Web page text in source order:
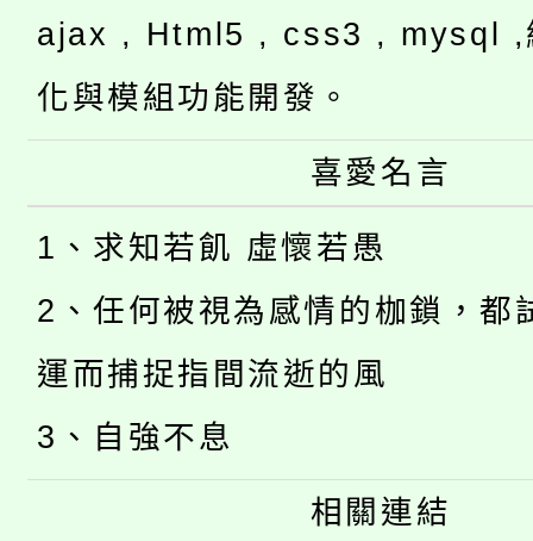
ajax , Html5 , css3 , mysql ,
化與模組功能開發。
喜愛名言
1、求知若飢 虛懷若愚
2、任何被視為感情的枷鎖，都
運而捕捉指間流逝的風
3、自強不息
相關連結